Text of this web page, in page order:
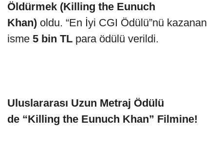
Öldürmek (Killing the Eunuch
Khan) oldu. “En İyi CGI Ödülü”nü kazanan
isme 5 bin TL para ödülü verildi.
Uluslararası Uzun Metraj Ödülü
de “Killing the Eunuch Khan” Filmine!